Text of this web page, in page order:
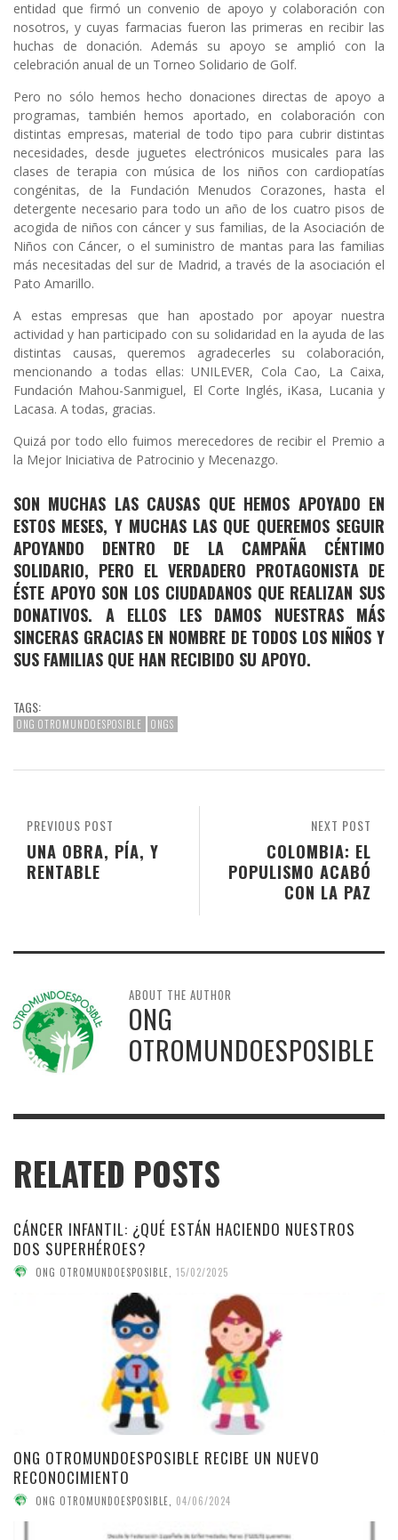
entidad que firmó un convenio de apoyo y colaboración con
nosotros, y cuyas farmacias fueron las primeras en recibir las
huchas de donación. Además su apoyo se amplió con la
celebración anual de un Torneo Solidario de Golf.
Pero no sólo hemos hecho donaciones directas de apoyo a
programas, también hemos aportado, en colaboración con
distintas empresas, material de todo tipo para cubrir distintas
necesidades, desde juguetes electrónicos musicales para las
clases de terapia con música de los niños con cardiopatías
congénitas, de la Fundación Menudos Corazones, hasta el
detergente necesario para todo un año de los cuatro pisos de
acogida de niños con cáncer y sus familias, de la Asociación de
Niños con Cáncer, o el suministro de mantas para las familias
más necesitadas del sur de Madrid, a través de la asociación el
Pato Amarillo.
A estas empresas que han apostado por apoyar nuestra
actividad y han participado con su solidaridad en la ayuda de las
distintas causas, queremos agradecerles su colaboración,
mencionando a todas ellas: UNILEVER, Cola Cao, La Caixa,
Fundación Mahou-Sanmiguel, El Corte Inglés, iKasa, Lucania y
Lacasa. A todas, gracias.
Quizá por todo ello fuimos merecedores de recibir el Premio a
la Mejor Iniciativa de Patrocinio y Mecenazgo.
SON MUCHAS LAS CAUSAS QUE HEMOS APOYADO EN
ESTOS MESES, Y MUCHAS LAS QUE QUEREMOS SEGUIR
APOYANDO DENTRO DE LA CAMPAÑA CÉNTIMO
SOLIDARIO, PERO EL VERDADERO PROTAGONISTA DE
ÉSTE APOYO SON LOS CIUDADANOS QUE REALIZAN SUS
DONATIVOS. A ELLOS LES DAMOS NUESTRAS MÁS
SINCERAS GRACIAS EN NOMBRE DE TODOS LOS NIÑOS Y
SUS FAMILIAS QUE HAN RECIBIDO SU APOYO.
TAGS:
ONG OTROMUNDOESPOSIBLE ONGS
NEXT POST
COLOMBIA: EL
POPULISMO ACABÓ
CON LA PAZ
PREVIOUS POST
UNA OBRA, PÍA, Y
RENTABLE
ABOUT THE AUTHOR
ONG
OTROMUNDOESPOSIBLE
RELATED POSTS
CÁNCER INFANTIL: ¿QUÉ ESTÁN HACIENDO NUESTROS
DOS SUPERHÉROES?
ONG OTROMUNDOESPOSIBLE, 15/02/2025
ONG OTROMUNDOESPOSIBLE RECIBE UN NUEVO
RECONOCIMIENTO
ONG OTROMUNDOESPOSIBLE 04/06/2024